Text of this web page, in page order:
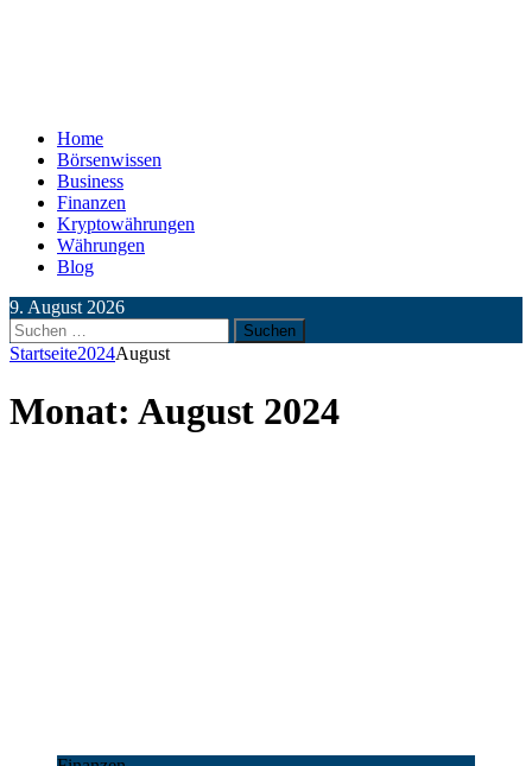
Home
Börsenwissen
Business
Finanzen
Kryptowährungen
Währungen
Blog
9. August 2026
Suchen
nach:
Startseite2024August
Monat: August 2024